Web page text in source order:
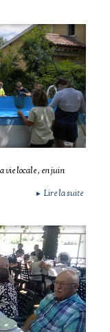
vie locale , en juin
► Lire la suite